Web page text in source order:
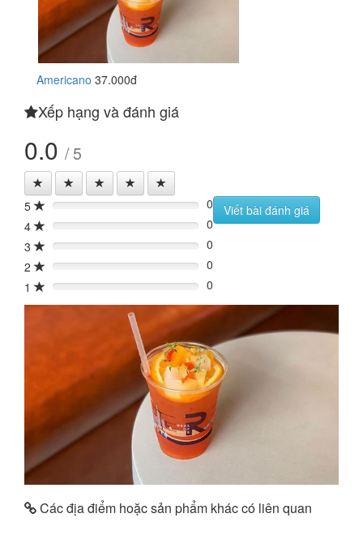
Americano 37.000đ
Xếp hạng và đánh giá
0.0 / 5
5 0%
0
4
0%
0
3
0%
0
2
0%
0
1
0% 0
Viết bài đánh giá
Các địa điểm hoặc sản phẩm khác có liên quan